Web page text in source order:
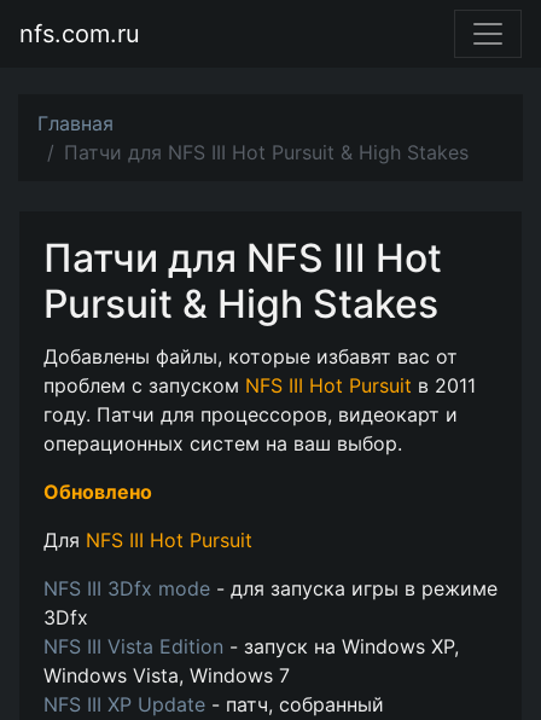
nfs.com.ru
Главная
Патчи для NFS III Hot Pursuit & High Stakes
Патчи для NFS III Hot
Pursuit & High Stakes
Добавлены файлы, которые избавят вас от
проблем с запуском NFS III Hot Pursuit в 2011
году. Патчи для процессоров, видеокарт и
операционных систем на ваш выбор.
Обновлено
Для NFS III Hot Pursuit
NFS III 3Dfx mode - для запуска игры в режиме
3Dfx
NFS III Vista Edition - запуск на Windows XP,
Windows Vista, Windows 7
NFS III XP Update - патч, собранный